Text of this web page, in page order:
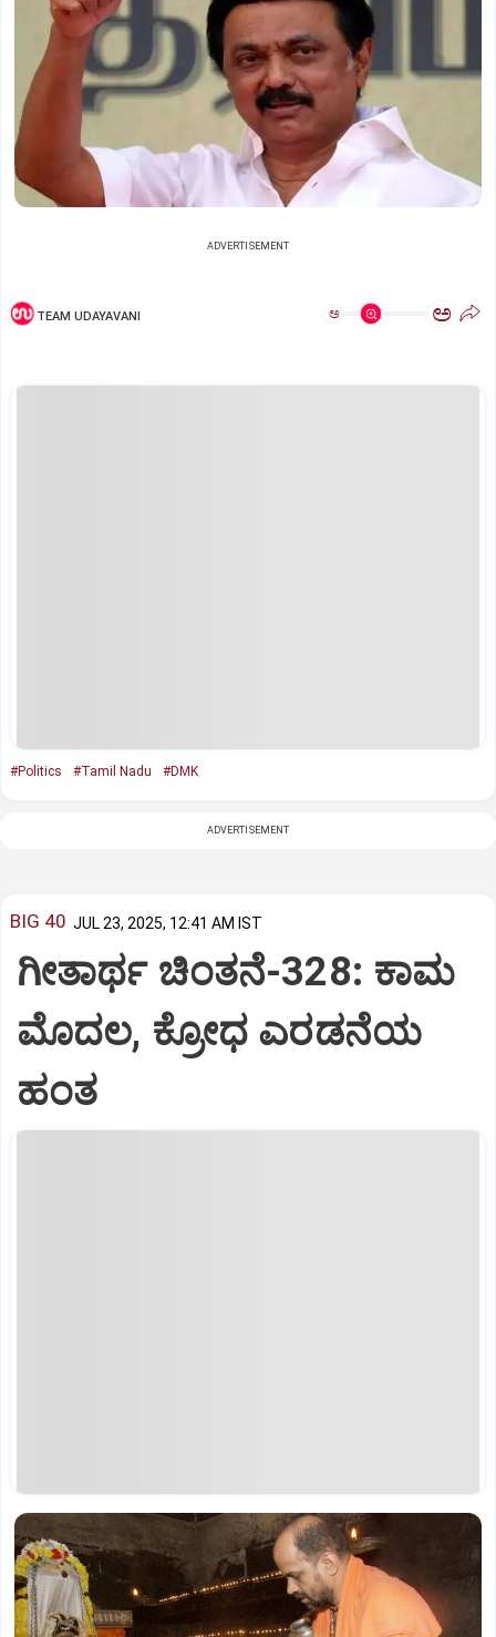
ADVERTISEMENT
TEAM UDAYAVANI ಅ ಅ
#Politics #Tamil Nadu #DMK
ADVERTISEMENT
BIG 40 JUL 23, 2025, 12:41 AM IST
ಗೀತಾರ್ಥ ಚಿಂತನೆ-328: ಕಾಮ
ಮೊದಲ, ಕ್ರೋಧ ಎರಡನೆಯ
ಹಂತ